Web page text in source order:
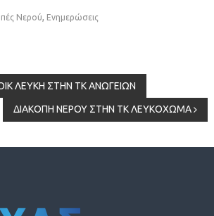
Νερού, Ενημερώσεις
ΛΕΥΚΗ ΣΤΗΝ ΤΚ ΑΝΩΓΕΙΩΝ
ΔΙΑΚΟΠΗ ΝΕΡΟΥ ΣΤΗΝ ΤΚ ΛΕΥΚΟΧΩΜΑ